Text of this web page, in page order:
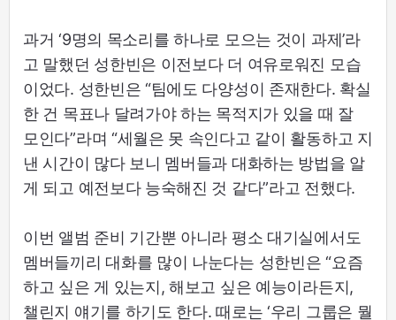
과거 ‘9명의 목소리를 하나로 모으는 것이 과제’라
고 말했던 성한빈은 이전보다 더 여유로워진 모습
이었다. 성한빈은 “팀에도 다양성이 존재한다. 확실
한 건 목표나 달려가야 하는 목적지가 있을 때 잘
모인다”라며 “세월은 못 속인다고 같이 활동하고 지
낸 시간이 많다 보니 멤버들과 대화하는 방법을 알
게 되고 예전보다 능숙해진 것 같다”라고 전했다.
이번 앨범 준비 기간뿐 아니라 평소 대기실에서도
멤버들끼리 대화를 많이 나눈다는 성한빈은 “요즘
하고 싶은 게 있는지, 해보고 싶은 예능이라든지,
챌린지 얘기를 하기도 한다. 때로는 ‘우리 그룹은 뭘